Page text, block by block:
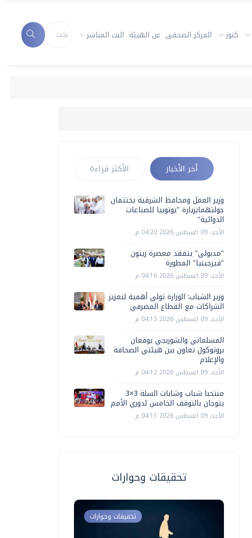
كنوز المركز الصحفى عن الهيئة البث المباشر
أخر الأخبار الأكثر قراءة
وزير العمل ومحافظ الشرقية يختتمان
جولتهمابزيارة "يوتوبيا للصناعات
الدوائية"
الأحد، 09 اغسطس 2026 04:20 م
"مدبولي" يتفقد معصرة زيتون
"فيرجينيا" المطورة
الأحد، 09 اغسطس 2026 04:16 م
وزير الشباب: الوزارة تولي أهمية لتعزيز
الشراكات مع القطاع المصرفي
الأحد، 09 اغسطس 2026 04:13 م
المسلماني والشوربجي يوقعان
بروتوكول تعاون بين هيئتي الصحافة
والإعلام
الأحد، 09 اغسطس 2026 04:12 م
منتخبا شباب وشابات السلة 3×3
يتوجان بالتوقف الخامس لدوري الأمم
الأحد، 09 اغسطس 2026 04:11 م
تحقيقات وحوارات
تحقيقات وحوارات